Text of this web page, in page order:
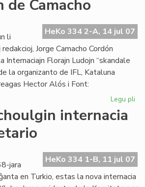
de Camacho
HeKo 334 2-A, 14 jul 07
li
Jorge Camacho Cordón
Internaciajn Florajn Ludojn “skandale
la organizanto de IFL, Kataluna
Hector Alós i Font:
Legu pli
internacia
HeKo 334 1-B, 11 jul 07
jara
en Turkio, estas la nova internacia